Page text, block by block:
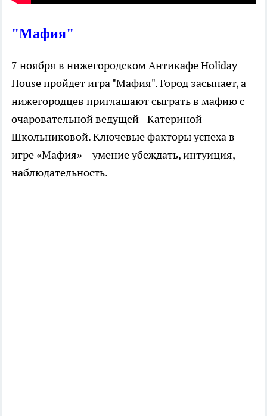
"Мафия"
7 ноября в нижегородском Антикафе Holiday
House пройдет игра "Мафия". Город засыпает, а
нижегородцев приглашают сыграть в мафию с
очаровательной ведущей - Катериной
Школьниковой. Ключевые факторы успеха в
игре «Мафия» – умение убеждать, интуиция,
наблюдательность.